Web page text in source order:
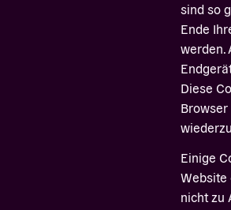
sind so
Ende
werden.
Diese
Einige
Website
nicht zu